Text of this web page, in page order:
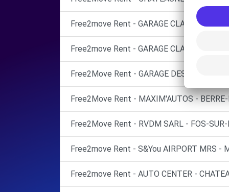
Free2move Rent - GARAGE CLAVEL -
Free2move Rent - GARAGE CLAVEL -
Free2Move Rent - GARAGE DES COMTES -
Free2Move Rent - MAXIM'AUTOS - BERRE-
Free2Move Rent - RVDM SARL - FOS-SUR-
Free2move Rent - S&You AIRPORT MRS -
Free2move Rent - AUTO CENTER -